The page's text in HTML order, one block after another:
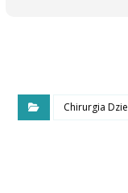
Chirurgia